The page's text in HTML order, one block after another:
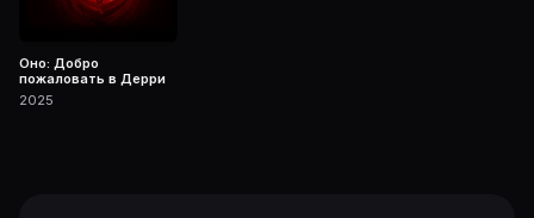
Оно: Добро
пожаловать в Дерри
2025